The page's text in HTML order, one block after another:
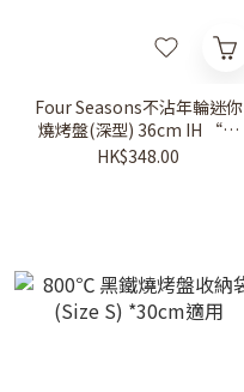
Four Seasons不沾年輪迷你
燒烤盤(深型) 36cm IH “可
用於電磁爐”-適合野外用
HK$348.00